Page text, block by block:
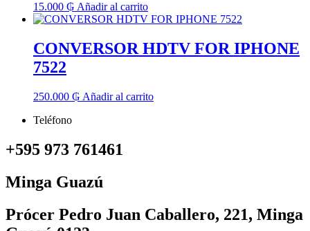
15.000 ₲ Añadir al carrito
CONVERSOR HDTV FOR IPHONE
7522
250.000 ₲ Añadir al carrito
Teléfono
+595 973 761461
Minga Guazú
Prócer Pedro Juan Caballero, 221, Minga